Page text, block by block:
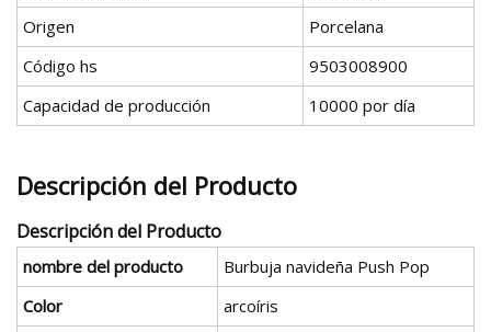
Origen
Porcelana
Código hs
9503008900
Capacidad de producción
10000 por día
Descripción del Producto
Descripción del Producto
nombre del producto
Burbuja navideña Push Pop
Color
arcoíris